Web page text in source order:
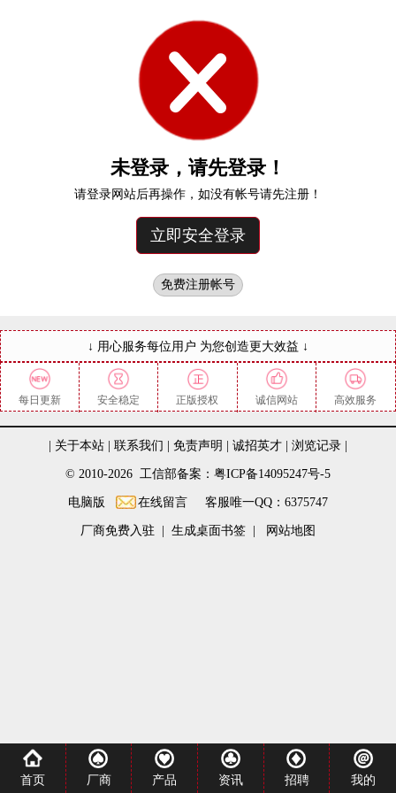
未登录，请先登录！
请登录网站后再操作，如没有帐号请先注册！
↓ 用心服务每位用户 为您创造更大效益 ↓
每日更新 安全稳定 正版授权 诚信网站 高效服务
关于本站 联系我们 免责声明 诚招英才 浏览记录
© 2010-2026 工信部备案：粤ICP备14095247号-5
电脑版 在线留言 客服唯一QQ：6375747
厂商免费入驻 生成桌面书签 网站地图
首页 厂商 产品 资讯 招聘 我的